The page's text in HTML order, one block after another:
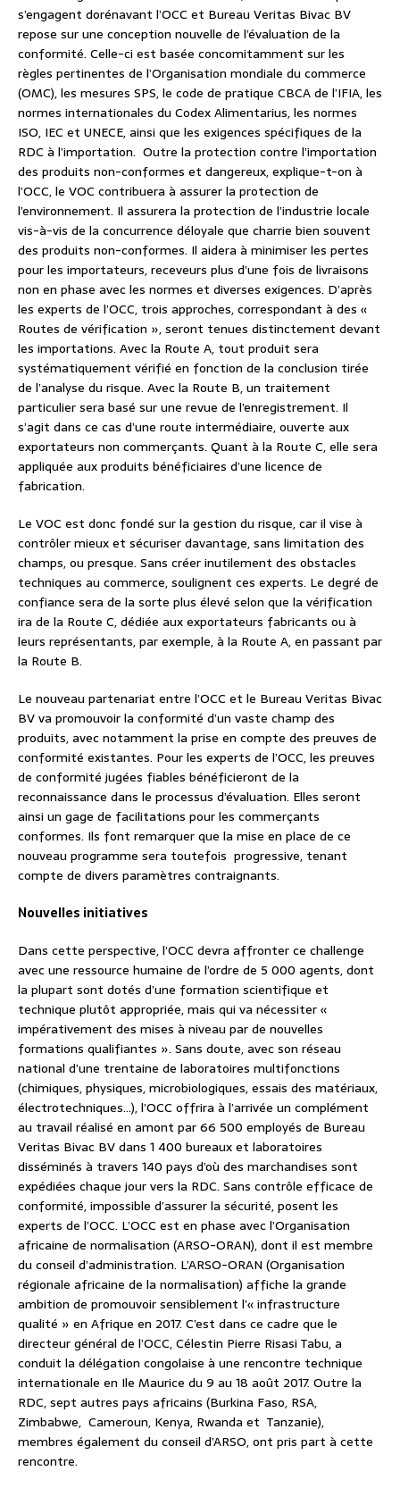
s’engagent dorénavant l’OCC et Bureau Veritas Bivac BV
repose sur une conception nouvelle de l’évaluation de la
conformité. Celle-ci est basée concomitamment sur les
règles pertinentes de l’Organisation mondiale du commerce
(OMC), les mesures SPS, le code de pratique CBCA de l’IFIA, les
normes internationales du Codex Alimentarius, les normes
ISO, IEC et UNECE, ainsi que les exigences spécifiques de la
RDC à l’importation. Outre la protection contre l’importation
des produits non-conformes et dangereux, explique-t-on à
l’OCC, le VOC contribuera à assurer la protection de
l’environnement. Il assurera la protection de l’industrie locale
vis-à-vis de la concurrence déloyale que charrie bien souvent
des produits non-conformes. Il aidera à minimiser les pertes
pour les importateurs, receveurs plus d’une fois de livraisons
non en phase avec les normes et diverses exigences. D’après
les experts de l’OCC, trois approches, correspondant à des «
Routes de vérification », seront tenues distinctement devant
les importations. Avec la Route A, tout produit sera
systématiquement vérifié en fonction de la conclusion tirée
de l’analyse du risque. Avec la Route B, un traitement
particulier sera basé sur une revue de l’enregistrement. Il
s’agit dans ce cas d’une route intermédiaire, ouverte aux
exportateurs non commerçants. Quant à la Route C, elle sera
appliquée aux produits bénéficiaires d’une licence de
fabrication.
Le VOC est donc fondé sur la gestion du risque, car il vise à
contrôler mieux et sécuriser davantage, sans limitation des
champs, ou presque. Sans créer inutilement des obstacles
techniques au commerce, soulignent ces experts. Le degré de
confiance sera de la sorte plus élevé selon que la vérification
ira de la Route C, dédiée aux exportateurs fabricants ou à
leurs représentants, par exemple, à la Route A, en passant par
la Route B.
Le nouveau partenariat entre l’OCC et le Bureau Veritas Bivac
BV va promouvoir la conformité d’un vaste champ des
produits, avec notamment la prise en compte des preuves de
conformité existantes. Pour les experts de l’OCC, les preuves
de conformité jugées fiables bénéficieront de la
reconnaissance dans le processus d’évaluation. Elles seront
ainsi un gage de facilitations pour les commerçants
conformes. Ils font remarquer que la mise en place de ce
nouveau programme sera toutefois progressive, tenant
compte de divers paramètres contraignants.
Nouvelles initiatives
Dans cette perspective, l’OCC devra affronter ce challenge
avec une ressource humaine de l’ordre de 5 000 agents, dont
la plupart sont dotés d’une formation scientifique et
technique plutôt appropriée, mais qui va nécessiter «
impérativement des mises à niveau par de nouvelles
formations qualifiantes ». Sans doute, avec son réseau
national d’une trentaine de laboratoires multifonctions
(chimiques, physiques, microbiologiques, essais des matériaux,
électrotechniques…), l’OCC offrira à l’arrivée un complément
au travail réalisé en amont par 66 500 employés de Bureau
Veritas Bivac BV dans 1 400 bureaux et laboratoires
disséminés à travers 140 pays d’où des marchandises sont
expédiées chaque jour vers la RDC. Sans contrôle efficace de
conformité, impossible d’assurer la sécurité, posent les
experts de l’OCC. L’OCC est en phase avec l’Organisation
africaine de normalisation (ARSO-ORAN), dont il est membre
du conseil d’administration. L’ARSO-ORAN (Organisation
régionale africaine de la normalisation) affiche la grande
ambition de promouvoir sensiblement l’« infrastructure
qualité » en Afrique en 2017. C’est dans ce cadre que le
directeur général de l’OCC, Célestin Pierre Risasi Tabu, a
conduit la délégation congolaise à une rencontre technique
internationale en Ile Maurice du 9 au 18 août 2017. Outre la
RDC, sept autres pays africains (Burkina Faso, RSA,
Zimbabwe, Cameroun, Kenya, Rwanda et Tanzanie),
membres également du conseil d’ARSO, ont pris part à cette
rencontre.